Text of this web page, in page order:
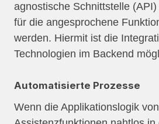
agnostische Schnittstelle
für die angesprochene
werden. Hiermit ist die
Technologien im Backend
Automatisierte Prozesse
Wenn die Applikationslogik von